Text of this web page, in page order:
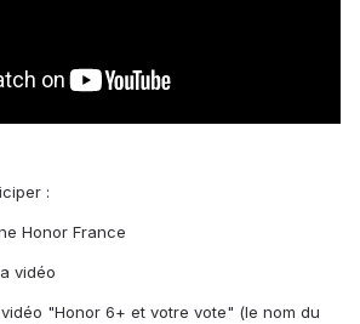
:
Honor France
vidéo
"Honor 6+ et votre vote" (le nom du